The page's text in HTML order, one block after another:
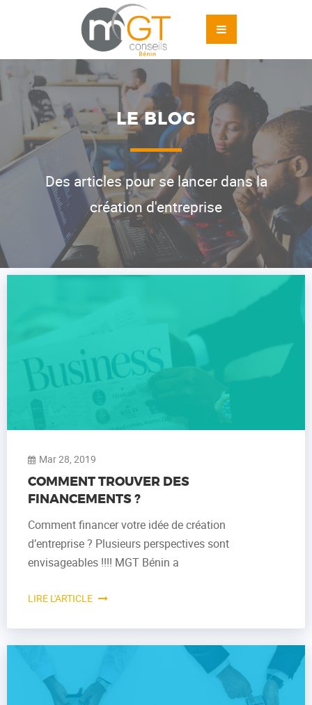
LE BLOG
Des articles pour se lancer dans la
création d'entreprise
Mar 28, 2019
COMMENT TROUVER DES
FINANCEMENTS ?
Comment financer votre idée de création
d’entreprise ? Plusieurs perspectives sont
envisageables !!!! MGT Bénin a
LIRE L'ARTICLE